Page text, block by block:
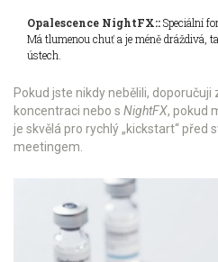
Opalescence NightFX::Speciální
Má tlumenou chuť a je méně dráždivá,
ústech.
Pokud jste nikdy nebělili, doporučuji
koncentraci nebo s NightFX, pokud
je skvělá pro rychlý „kickstart“ před
meetingem.